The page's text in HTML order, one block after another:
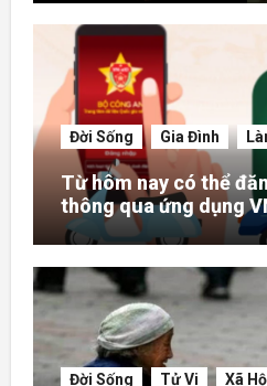
Đời Sống Gia Đình
Từ hôm nay có thể
thông qua ứng dụng
Đời Sống Tử Vi Xã